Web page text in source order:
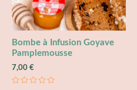
Bombe à Infusion Goyave
Pamplemousse
7,00 €